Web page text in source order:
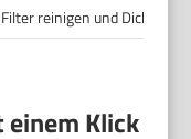
reinigen und